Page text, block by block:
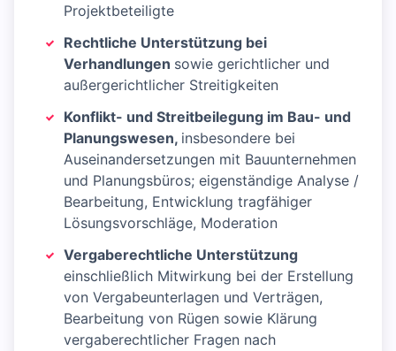
Projektbeteiligte
Rechtliche Unterstützung bei
Verhandlungen sowie gerichtlicher und
außergerichtlicher Streitigkeiten
Konflikt- und Streitbeilegung im Bau- und
Planungswesen, insbesondere bei
Auseinandersetzungen mit Bauunternehmen
und Planungsbüros; eigenständige Analyse /
Bearbeitung, Entwicklung tragfähiger
Lösungsvorschläge, Moderation
Vergaberechtliche Unterstützung
einschließlich Mitwirkung bei der Erstellung
von Vergabeunterlagen und Verträgen,
Bearbeitung von Rügen sowie Klärung
vergaberechtlicher Fragen nach